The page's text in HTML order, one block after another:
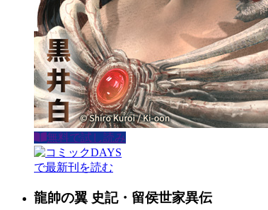
無料で試し読み
で最新刊を読む
龍帥の翼 史記・留侯世家異伝